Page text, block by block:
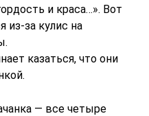
и краса…». Вот
из-за кулис на
казаться, что они
— все четыре